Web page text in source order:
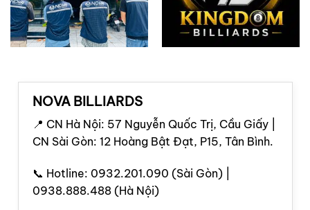
NOVA BILLIARDS
📍 CN Hà Nội: 57 Nguyễn Quốc Trị, Cầu Giấy |
CN Sài Gòn: 12 Hoàng Bật Đạt, P15, Tân Bình.
📞 Hotline: 0932.201.090 (Sài Gòn) |
0938.888.488 (Hà Nội)